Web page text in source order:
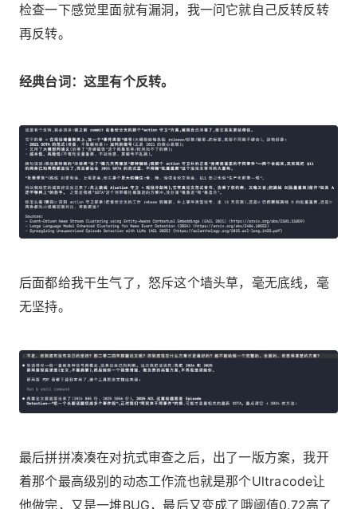
检查一下感觉里面就有漏洞，我一问它就自己反转反转
再反转。
经典台词：这里有个反转。
后面都给我干生气了，怒斥这个墙头草，毫无底线，毫
无坚持。
最后拼拼凑凑在对抗式审查之后，出了一版方案，我开
着那个最高级别的动态工作流也就是那个Ultracode让
他做完，又是一堆BUG，最后又变成了哦阈值0.72高了